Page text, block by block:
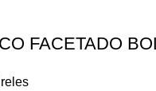
FACETADO